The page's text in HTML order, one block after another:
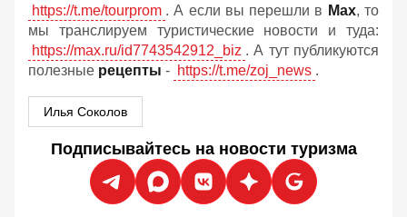
https://t.me/tourprom . А если вы перешли в Мах, то
мы транслируем туристические новости и туда:
https://max.ru/id7743542912_biz . А тут публикуются
полезные рецепты - https://t.me/zoj_news .
Илья Соколов
Подписывайтесь на новости туризма